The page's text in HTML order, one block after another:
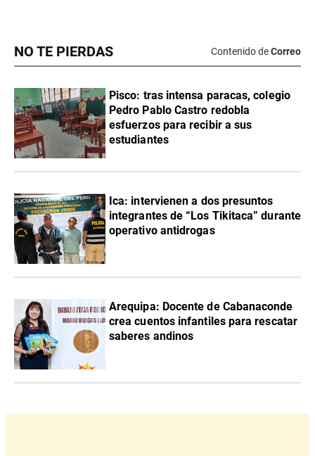
NO TE PIERDAS Contenido deCorreo
Pisco: tras intensa paracas, colegio
Pedro Pablo Castro redobla
esfuerzos para recibir a sus
estudiantes
Ica: intervienen a dos presuntos
integrantes de “Los Tikitaca” durante
operativo antidrogas
Arequipa: Docente de Cabanaconde
crea cuentos infantiles para rescatar
saberes andinos